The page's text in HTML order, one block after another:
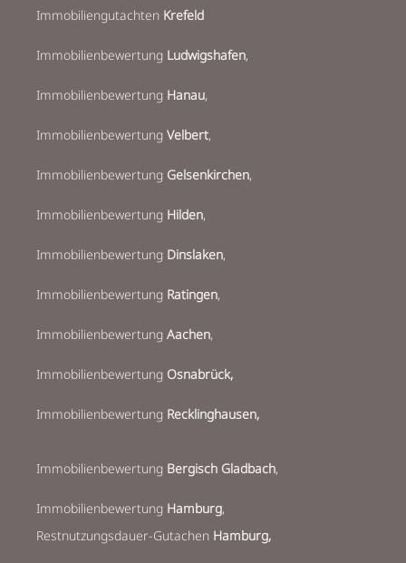
Immobiliengutachten Krefeld
Immobilienbewertung Ludwigshafen,
Immobilienbewertung Hanau,
ImmobilienbewertungVelbert,
Immobilienbewertung Gelsenkirchen,
Immobilienbewertung Hilden,
Immobilienbewertung Dinslaken,
Immobilienbewertung Ratingen,
ImmobilienbewertungAachen,
Immobilienbewertung Osnabrück,
Immobilienbewertung Recklinghausen,
Immobilienbewertung Bergisch Gladbach,
Immobilienbewertung Hamburg,
Restnutzungsdauer-Gutachen Hamburg,